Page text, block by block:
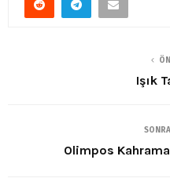
Işık
Olimpos